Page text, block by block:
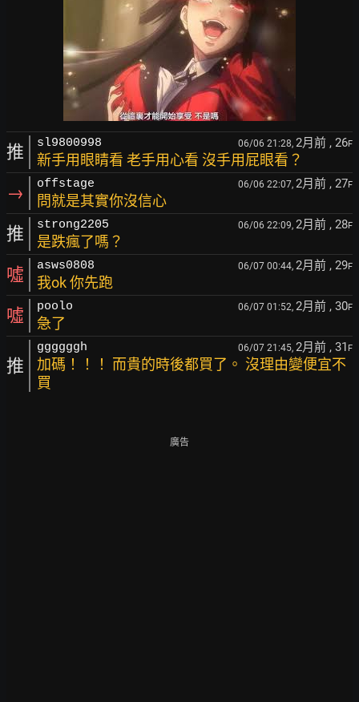
推 sl9800998 06/06 21:28, 2月前 , 26F
新手用眼睛看 老手用心看 沒手用屁眼看？
→ offstage 06/06 22:07, 2月前 , 27F
問就是其實你沒信心
推 strong2205 06/06 22:09, 2月前 , 28F
是跌瘋了嗎？
噓 asws0808 06/07 00:44, 2月前 , 29F
我ok 你先跑
噓 poolo 06/07 01:52, 2月前 , 30F
急了
推
ggggggh 06/07 21:45, 2月前 , 31 F
加碼！！！ 而貴的時後都買了。 沒理由變便宜不
買
廣告